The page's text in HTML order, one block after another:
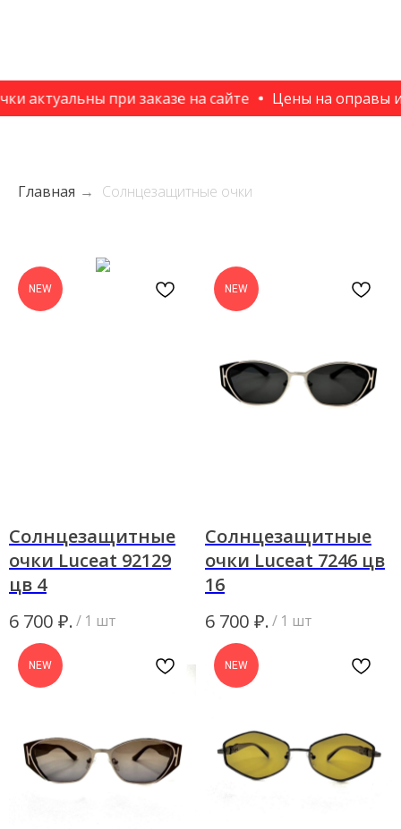
при заказе на сайте Цены на оправы и
Главная → Солнцезащитные очки
NEW
Солнцезащитные
очки Luceat 92129
цв 4
6 700 ₽. / 1 шт
NEW
Солнцезащитные
очки Luceat 7246 цв
16
6 700 ₽. / 1 шт
NEW NEW